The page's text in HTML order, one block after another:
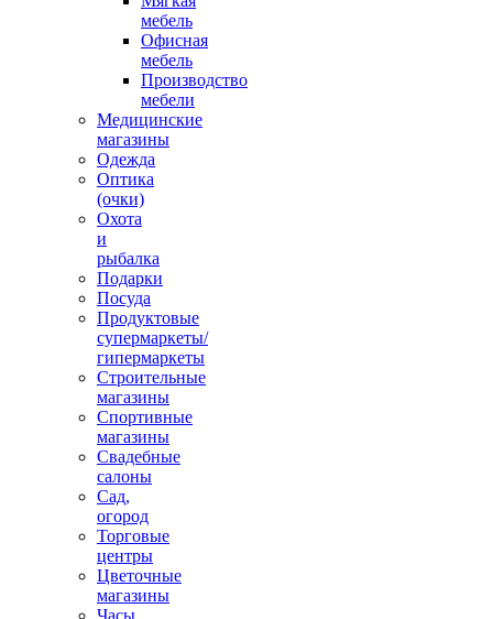
мебель
Офисная
мебель
Производство
мебели
Медицинские
магазины
Одежда
Оптика
(очки)
Охота
и
рыбалка
Подарки
Посуда
Продуктовые
супермаркеты/
гипермаркеты
Строительные
магазины
Спортивные
магазины
Свадебные
салоны
Сад,
огород
Торговые
центры
Цветочные
магазины
Часы